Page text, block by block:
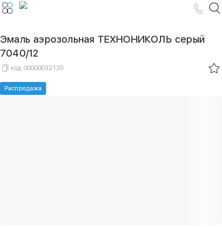
Эмаль аэрозольная ТЕХНОНИКОЛЬ серый
7040/12
код 00000032120
Распродажа